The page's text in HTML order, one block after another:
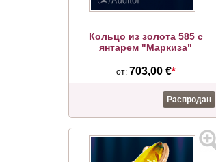
Кольцо из золота 585 с
янтарем "Маркиза"
от: 703,00 €*
Распродан